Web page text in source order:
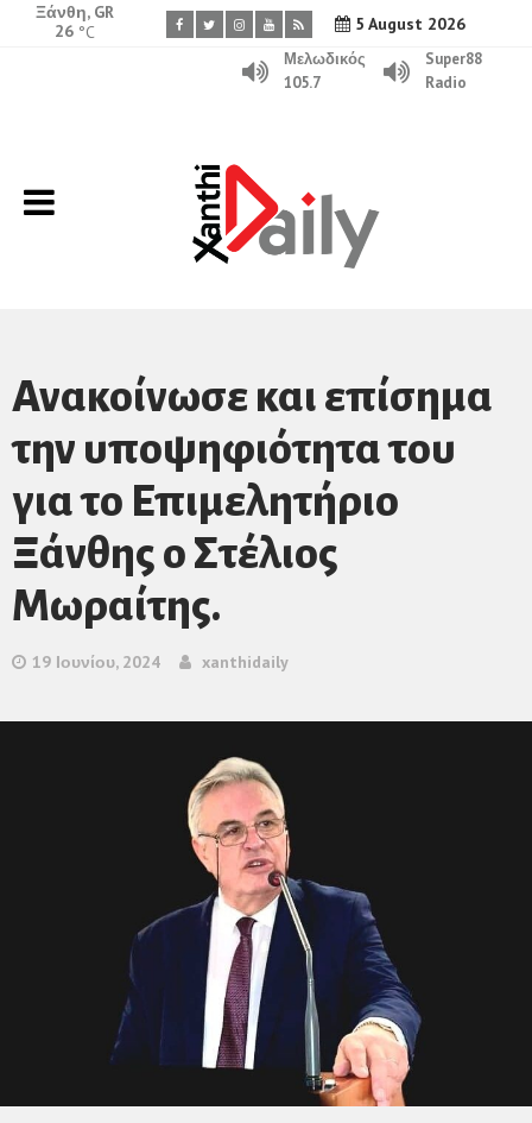
5 August 2026
Ξάνθη, GR
26 °C
Μελωδικός
105.7
Super88
Radio
Ανακοίνωσε και επίσημα
την υποψηφιότητα του
για το Επιμελητήριο
Ξάνθης ο Στέλιος
Μωραίτης.
19 Ιουνίου, 2024 xanthidaily